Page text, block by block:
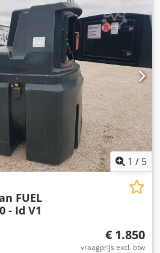
x3 Tellers: Totaal: circa
Dit aanbod betreft een gebruikt
vertoont (kleine
Het apparaat is getest op
is te zien op de foto.
U kunt het apparaat tijdens
bekijken. Maak hiervoor een
verpakking en wereldwijde
mogelijk! Voor verzending of
test in video vastgelegd.
u uiteraard ook persoonlijk
Dsdpfx Ahozqnb Usqskr
1 / 5
FUEL
- Id V1
€ 1.850
vraagprijs excl. btw